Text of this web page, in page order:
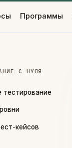
Программы
С НУЛЯ
тестирование
кейсов